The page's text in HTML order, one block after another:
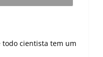
todo cientista tem um